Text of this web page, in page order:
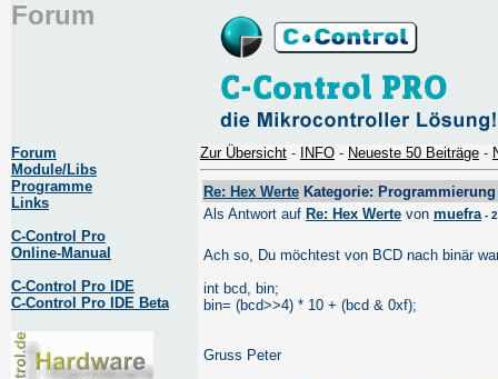
Forum
Forum
Module/Libs
Programme
Links
C-Control Pro
Online-Manual
C-Control Pro IDE
C-Control Pro IDE Beta
Zur Übersicht - INFO - Neueste 50 Beiträge -
Re: Hex Werte Kategorie:
Als Antwort auf Re: Hex Werte von muefra-
Ach so, Du möchtest von BCD nach binär
int bcd, bin;
bin= (bcd>>4) * 10 + (bcd & 0xf);
Gruss Peter